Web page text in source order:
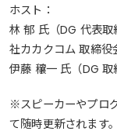
ホスト：
林 郁 氏（DG 代表
社カカクコム 取締役
伊藤 穰一 氏（DG
※スピーカーやプロ
て随時更新されます。